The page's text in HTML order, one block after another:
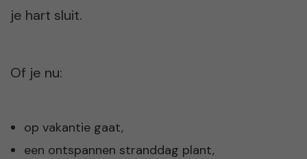
je hart sluit.
Of je nu:
op vakantie gaat,
een ontspannen stranddag plant,